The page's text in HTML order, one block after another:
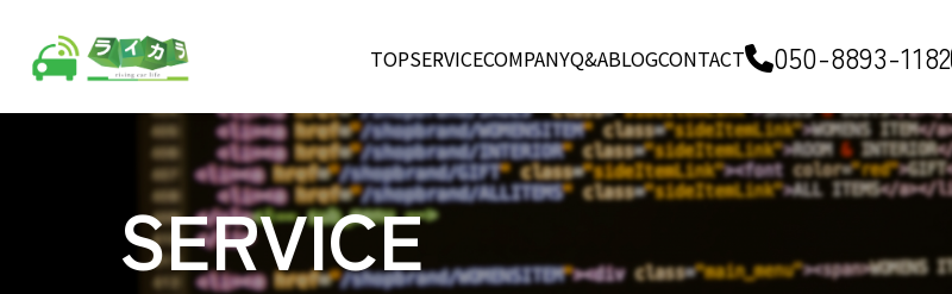
TOPSERVICECOMPANYQ&ABLOGCONTACT 050-8893-1182
SERVICE